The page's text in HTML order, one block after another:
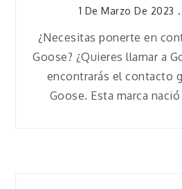
1 De Marzo De 2023
¿Necesitas ponerte en
Goose? ¿Quieres llamar a
encontrarás el contacto
Goose. Esta marca